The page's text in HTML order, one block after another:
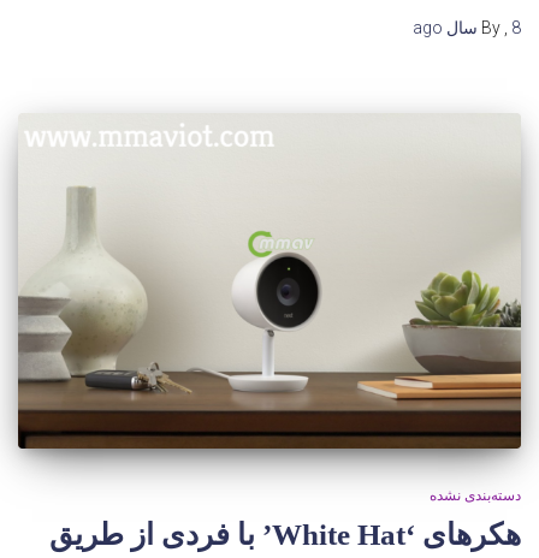
By
8 سال
دسته‌بندی نشده
هکرهای ‘White Hat’ با فردی از طریق